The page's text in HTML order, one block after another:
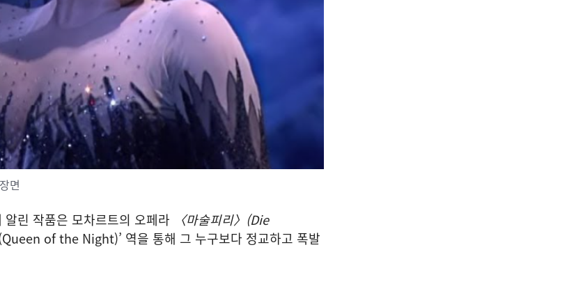
면
린 작품은 모차르트의 오페라
〈마술피리〉(Die
of the Night)’ 역을 통해 그 누구보다 정교하고 폭발